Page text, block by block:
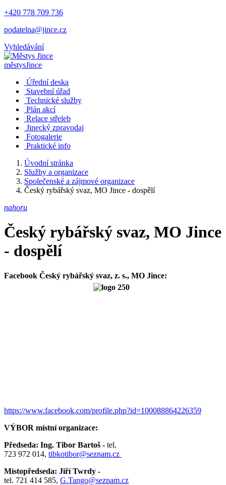
+420 778 709 736
podatelna@jince.cz
Vyhledávání
městysJince
Úřední deska
Stavební úřad
Technické služby
Plán akcí
Relace střeleb
Jinecký zpravodaj
Fotogalerie
Praktické info
Úvodní stránka
Služby a organizace
Společenské a zájmové organizace
Český rybářský svaz, MO Jince - dospělí
nahoru
Český rybářský svaz, MO Jince
- dospělí
Facebook Český rybářský svaz, z. s., MO Jince:
https://www.facebook.com/profile.php?id=100088864226359
VÝBOR místní organizace:
Předseda: Ing. Tibor Bartoš - tel.
723 972 014, tibkotibor@seznam.cz
Místopředseda: Jiří Twrdy -
tel. 721 414 585, G.Tango@seznam.cz